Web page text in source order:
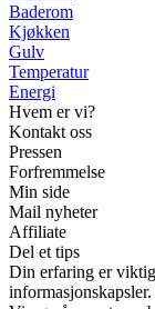
Baderom
Kjøkken
Gulv
Temperatur
Energi
Hvem er vi?
Kontakt oss
Pressen
Forfremmelse
Min side
Mail nyheter
Affiliate
Del et tips
Din erfaring er